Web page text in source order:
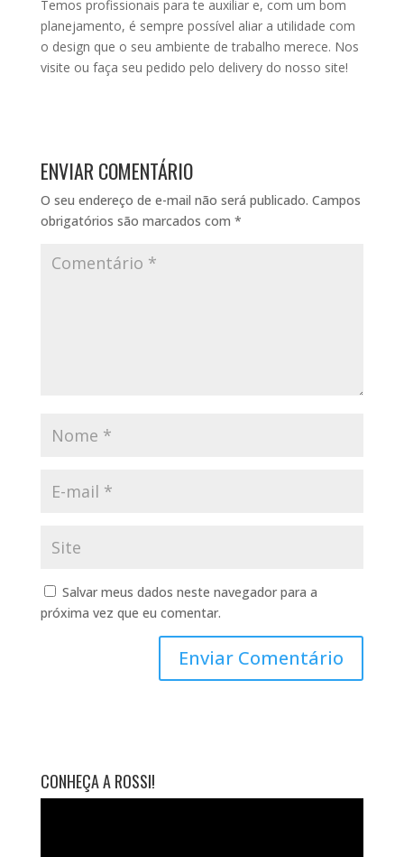
Temos profissionais para te auxiliar e, com um bom
planejamento, é sempre possível aliar a utilidade com
o design que o seu ambiente de trabalho merece. Nos
visite ou faça seu pedido pelo delivery do nosso site!
ENVIAR COMENTÁRIO
O seu endereço de e-mail não será publicado. Campos
obrigatórios são marcados com *
Salvar meus dados neste navegador para a
próxima vez que eu comentar.
CONHEÇA A ROSSI!